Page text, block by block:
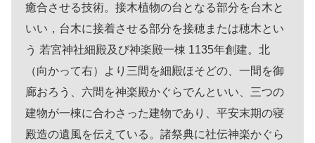
癒合させる技術。接木植物の台となる部分を台木と
いい，台木に接着させる部分を接穂または穂木とい
う 若宮神社細殿及び神楽殿一棟 1135年創建。北
（向かって右）より三間を細殿ほそどの、一間を御
廊おろう、六間を神楽殿かぐらでんといい、三つの
建物が一棟に合わさった建物であり、平安末期の寝
殿造の遺風を伝えている。諸祭典に社伝神楽かぐら